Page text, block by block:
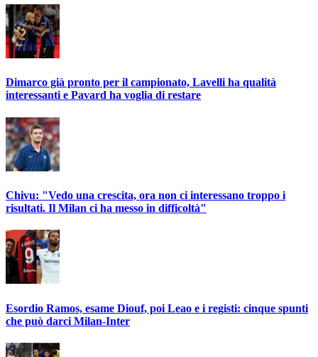
Dimarco già pronto per il campionato, Lavelli ha qualità
interessanti e Pavard ha voglia di restare
Chivu: "Vedo una crescita, ora non ci interessano troppo i
risultati. Il Milan ci ha messo in difficoltà"
Esordio Ramos, esame Diouf, poi Leao e i registi: cinque spunti
che può darci Milan-Inter